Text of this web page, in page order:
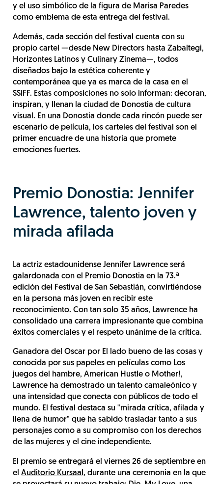
y el uso simbólico de la figura de Marisa Paredes
como emblema de esta entrega del festival.
Además, cada sección del festival cuenta con su
propio cartel —desde New Directors hasta Zabaltegi,
Horizontes Latinos y Culinary Zinema—, todos
diseñados bajo la estética coherente y
contemporánea que ya es marca de la casa en el
SSIFF. Estas composiciones no solo informan: decoran,
inspiran, y llenan la ciudad de Donostia de cultura
visual. En una Donostia donde cada rincón puede ser
escenario de película, los carteles del festival son el
primer encuadre de una historia que promete
emociones fuertes.
Premio Donostia: Jennifer
Lawrence, talento joven y
mirada afilada
La actriz estadounidense Jennifer Lawrence será
galardonada con el Premio Donostia en la 73.ª
edición del Festival de San Sebastián, convirtiéndose
en la persona más joven en recibir este
reconocimiento. Con tan solo 35 años, Lawrence ha
consolidado una carrera impresionante que combina
éxitos comerciales y el respeto unánime de la crítica.
Ganadora del Oscar por El lado bueno de las cosas y
conocida por sus papeles en películas como Los
juegos del hambre, American Hustle o Mother!,
Lawrence ha demostrado un talento camaleónico y
una intensidad que conecta con públicos de todo el
mundo. El festival destaca su "mirada crítica, afilada y
llena de humor" que ha sabido trasladar tanto a sus
personajes como a su compromiso con los derechos
de las mujeres y el cine independiente.
El premio se entregará el viernes 26 de septiembre en
elAuditorio Kursaal, durante una ceremonia en la que